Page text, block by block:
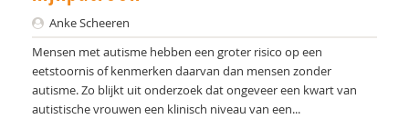
Angelina Kakooza-Mwesige Lee E.Wachtel Dirk M.
Dhossche
Annette Kingma
Anke Scheeren
Mensen met autisme hebben een groter risico op een
eetstoornis of kenmerken daarvan dan mensen zonder
autisme. Zo blijkt uit onderzoek dat ongeveer een kwart van
autistische vrouwen een klinisch niveau van een...